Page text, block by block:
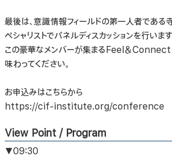
最後は、意識情報フィールドの第一人者であ
ペシャリストでパネルディスカッションを行います
この豪華なメンバーが集まるFeel＆
味わってください。
お申込みはこちらから
https://cif-institute.org/conference
View Point / Program
▼09:30